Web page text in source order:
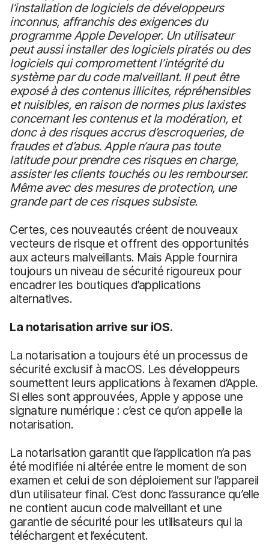
l’installation de logiciels de développeurs
inconnus, affranchis des exigences du
programme Apple Developer. Un utilisateur
peut aussi installer des logiciels piratés ou des
logiciels qui compromettent l’intégrité du
système par du code malveillant. Il peut être
exposé à des contenus illicites, répréhensibles
et nuisibles, en raison de normes plus laxistes
concernant les contenus et la modération, et
donc à des risques accrus d’escroqueries, de
fraudes et d’abus. Apple n’aura pas toute
latitude pour prendre ces risques en charge,
assister les clients touchés ou les rembourser.
Même avec des mesures de protection, une
grande part de ces risques subsiste.
Certes, ces nouveautés créent de nouveaux
vecteurs de risque et offrent des opportunités
aux acteurs malveillants. Mais Apple fournira
toujours un niveau de sécurité rigoureux pour
encadrer les boutiques d’applications
alternatives.
La notarisation arrive sur iOS.
La notarisation a toujours été un processus de
sécurité exclusif à macOS. Les développeurs
soumettent leurs applications à l’examen d’Apple.
Si elles sont approuvées, Apple y appose une
signature numérique : c’est ce qu’on appelle la
notarisation.
La notarisation garantit que l’application n’a pas
été modifiée ni altérée entre le moment de son
examen et celui de son déploiement sur l’appareil
d’un utilisateur final. C’est donc l’assurance qu’elle
ne contient aucun code malveillant et une
garantie de sécurité pour les utilisateurs qui la
téléchargent et l’exécutent.